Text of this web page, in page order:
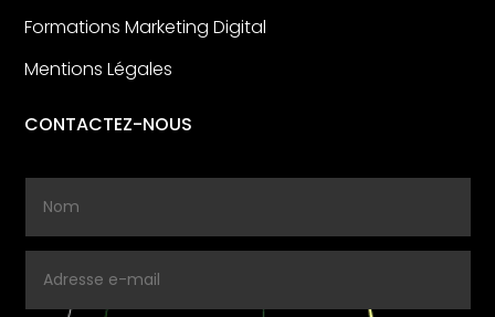
Formations Marketing Digital
Mentions Légales
CONTACTEZ-NOUS